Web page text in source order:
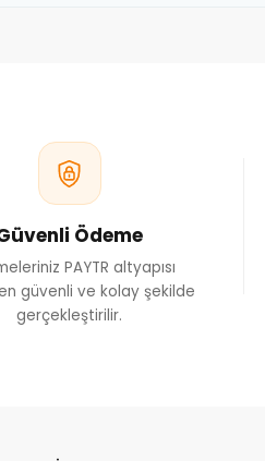
Ödeme
PAYTR altyapısı
güvenli ve kolay şekilde
gerçekleştirilir.